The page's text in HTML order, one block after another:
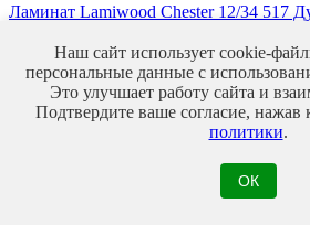
Ламинат Lamiwood Chester 12/34 517
Производитель: Lamiwood
Класс: 34
Толщина, мм: 12
Пожарный сертификат: КМ2
Наш сайт использует cookie-
персональные данные с
Это улучшает работу сайта и
Подтвердите ваше согласие,
политики.
ОК